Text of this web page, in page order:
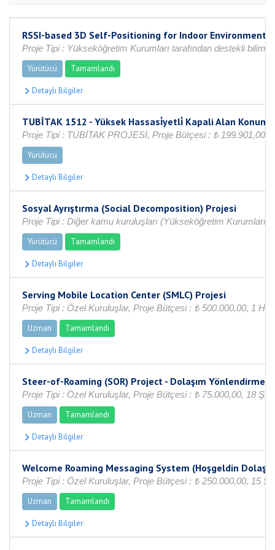
RSSI-based 3D Self-Positioning for Indoor Environments
Proje Tipi : Yükseköğretim Kurumları tarafından destekli
Yürütücü
Tamamlandı
TUBİTAK 1512 - Yüksek Hassasi̇yetli̇ Kapali Alan
Proje Tipi : TÜBİTAK PROJESİ, Proje Bütçesi : ₺ 199.901,00,
Yürütücü
Sosyal Ayrıştırma (Social Decomposition) Projesi
Proje Tipi : Diğer kamu kuruluşları (Yükseköğretim
Yürütücü
Tamamlandı
Serving Mobile Location Center (SMLC) Projesi
Proje Tipi : Özel Kuruluşlar, Proje Bütçesi : ₺ 500.000,00, 1
Uzman
Tamamlandı
Steer-of-Roaming (SOR) Project - Dolaşım Yönlendirme
Proje Tipi : Özel Kuruluşlar, Proje Bütçesi : ₺ 75.000,00, 18
Uzman
Tamamlandı
Welcome Roaming Messaging System (Hoşgeldin
Proje Tipi : Özel Kuruluşlar, Proje Bütçesi : ₺ 250.000,00, 15
Uzman
Tamamlandı